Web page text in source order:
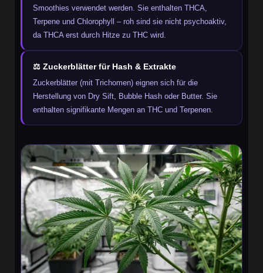
Smoothies verwendet werden. Sie enthalten THCA,
Terpene und Chlorophyll – roh sind sie nicht psychoaktiv,
da THCA erst durch Hitze zu THC wird.
⚖️ Zuckerblätter für Hash & Extrakte
Zuckerblätter (mit Trichomen) eignen sich für die
Herstellung von Dry Sift, Bubble Hash oder Butter. Sie
enthalten signifikante Mengen an THC und Terpenen.